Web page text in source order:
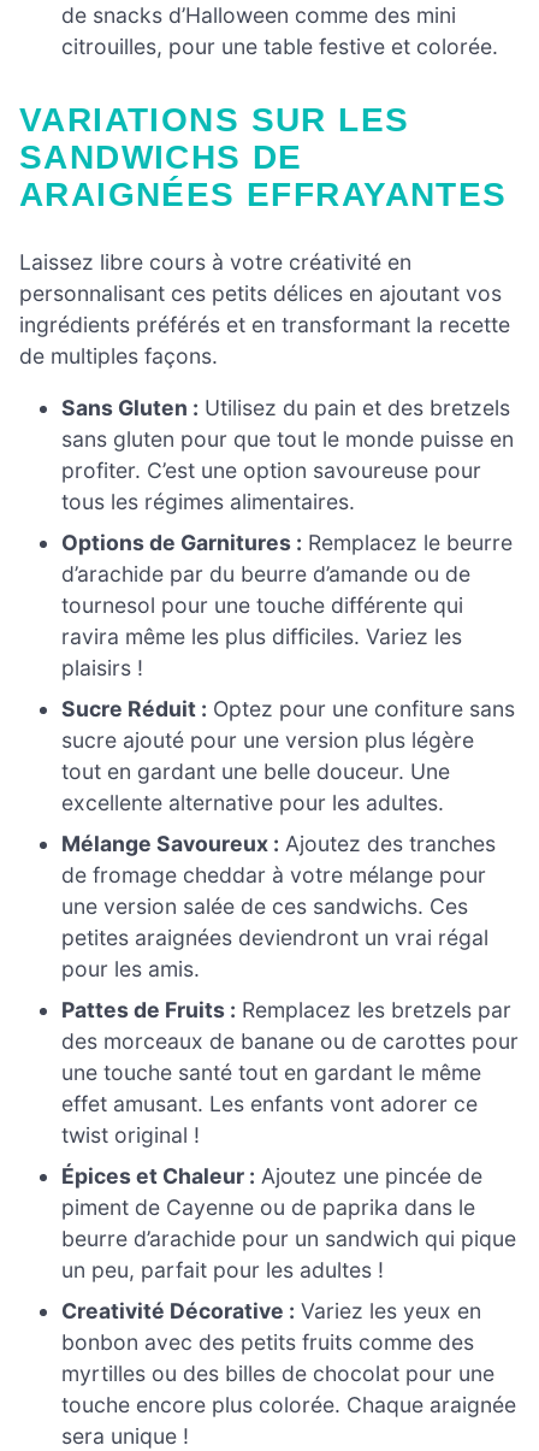
de snacks d’Halloween comme des mini
citrouilles, pour une table festive et colorée.
VARIATIONS SUR LES
SANDWICHS DE
ARAIGNÉES EFFRAYANTES
Laissez libre cours à votre créativité en
personnalisant ces petits délices en ajoutant vos
ingrédients préférés et en transformant la recette
de multiples façons.
Sans Gluten : Utilisez du pain et des bretzels
sans gluten pour que tout le monde puisse en
profiter. C’est une option savoureuse pour
tous les régimes alimentaires.
Options de Garnitures : Remplacez le beurre
d’arachide par du beurre d’amande ou de
tournesol pour une touche différente qui
ravira même les plus difficiles. Variez les
plaisirs !
Sucre Réduit : Optez pour une confiture sans
sucre ajouté pour une version plus légère
tout en gardant une belle douceur. Une
excellente alternative pour les adultes.
Mélange Savoureux : Ajoutez des tranches
de fromage cheddar à votre mélange pour
une version salée de ces sandwichs. Ces
petites araignées deviendront un vrai régal
pour les amis.
Pattes de Fruits : Remplacez les bretzels par
des morceaux de banane ou de carottes pour
une touche santé tout en gardant le même
effet amusant. Les enfants vont adorer ce
twist original !
Épices et Chaleur : Ajoutez une pincée de
piment de Cayenne ou de paprika dans le
beurre d’arachide pour un sandwich qui pique
un peu, parfait pour les adultes !
Creativité Décorative : Variez les yeux en
bonbon avec des petits fruits comme des
myrtilles ou des billes de chocolat pour une
touche encore plus colorée. Chaque araignée
sera unique !